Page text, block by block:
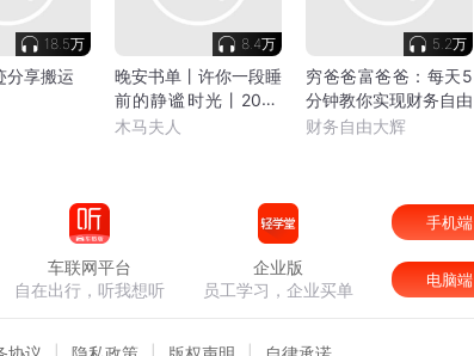
18.5万
分享搬运
8.4万
晚安书单丨许你一段睡
前的静谧时光丨2026
木马讲书
木马夫人
5.2万
穷爸爸富爸爸：每天5
分钟教你实现财务自由
财务自由大辉
车联网平台
自在出行，听我想听
企业版
员工学习，企业买单
手机端
电脑端